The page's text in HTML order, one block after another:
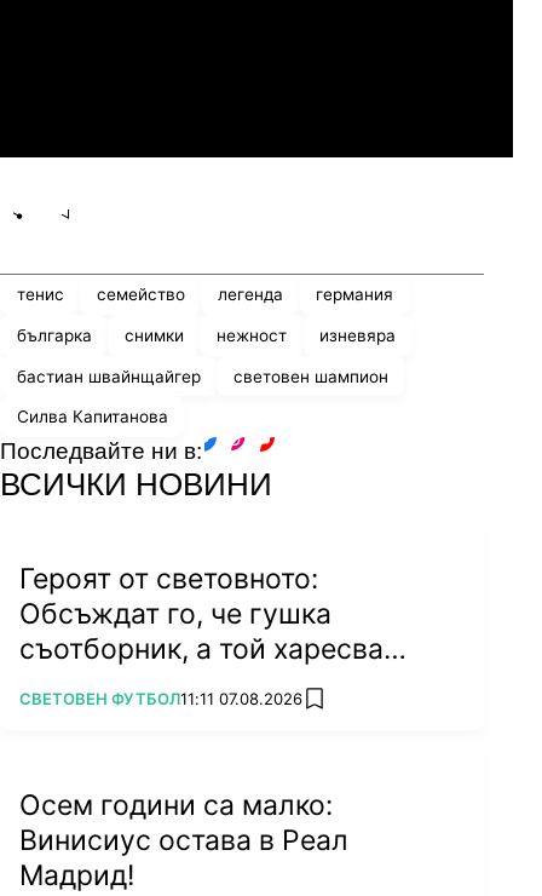
тенис семейство легенда германия
българка снимки нежност изневяра
бастиан швайнщайгер световен шампион
Силва Капитанова
Последвайте ни в:
ВСИЧКИ НОВИНИ
Героят от световното:
Обсъждат го, че гушка
съотборник, а той харесва
бившата на колега
ПОВЕЧЕ ОТ
СВЕТОВЕН ФУТБОЛ11:11 07.08.2026 add favorites
Осем години са малко:
Винисиус остава в Реал
Мадрид!